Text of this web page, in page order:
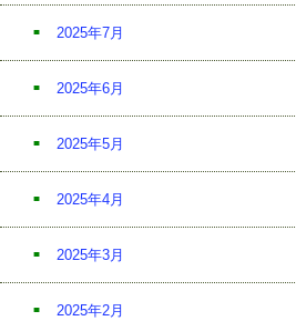
2025年7月
2025年6月
2025年5月
2025年4月
2025年3月
2025年2月